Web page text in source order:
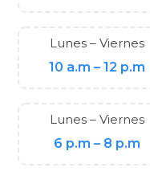
Lunes – Viernes
10 a.m – 12 p.m
Lunes – Viernes
6 p.m – 8 p.m